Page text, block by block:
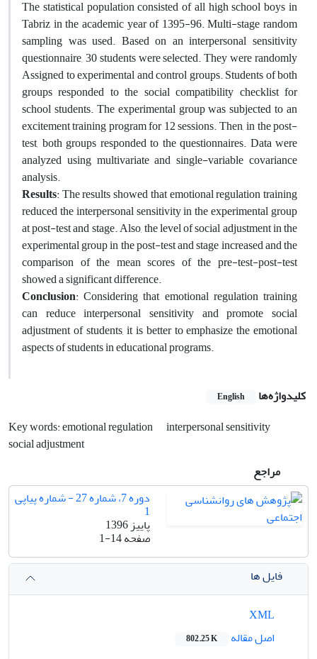
The statistical population consisted of all high school boys in
Tabriz in the academic year of 1395-96. Multi-stage random
sampling was used. Based on an interpersonal sensitivity
questionnaire, 30 students were selected. They were randomly
Assigned to experimental and control groups. Students of both
groups responded to the social compatibility checklist for
school students. The experimental group was subjected to an
excitement training program for 12 sessions. Then, in the post-
test, both groups responded to the questionnaires. Data were
analyzed using multivariate and single-variable covariance
analysis.
Results: The results showed that emotional regulation training
reduced the interpersonal sensitivity in the experimental group
at post-test and stage. Also, the level of social adjustment in the
experimental group in the post-test and stage increased and the
comparison of the mean scores of the pre-test-post-test
showed a significant difference.
Conclusion: Considering that emotional regulation training
can reduce interpersonal sensitivity and promote social
adjustment of students, it is better to emphasize the emotional
aspects of students in educational programs.
کلیدواژه‌ها English
Key words: emotional regulation
interpersonal sensitivity
social adjustment
مراجع
دوره 7، شماره 27 - شماره پیاپی
1
پاییز 1396
صفحه1-14
فایل ها
اصل مقاله
802.25 K